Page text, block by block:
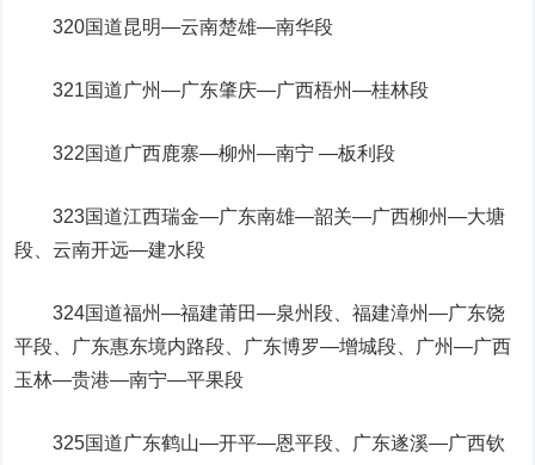
320国道昆明—云南楚雄—南华段
321国道广州—广东肇庆—广西梧州—桂林段
322国道广西鹿寨—柳州—南宁 —板利段
323国道江西瑞金—广东南雄—韶关—广西柳州—大塘
段、云南开远—建水段
324国道福州—福建莆田—泉州段、福建漳州—广东饶
平段、广东惠东境内路段、广东博罗—增城段、广州—广西
玉林—贵港—南宁—平果段
325国道广东鹤山—开平—恩平段、广东遂溪—广西钦